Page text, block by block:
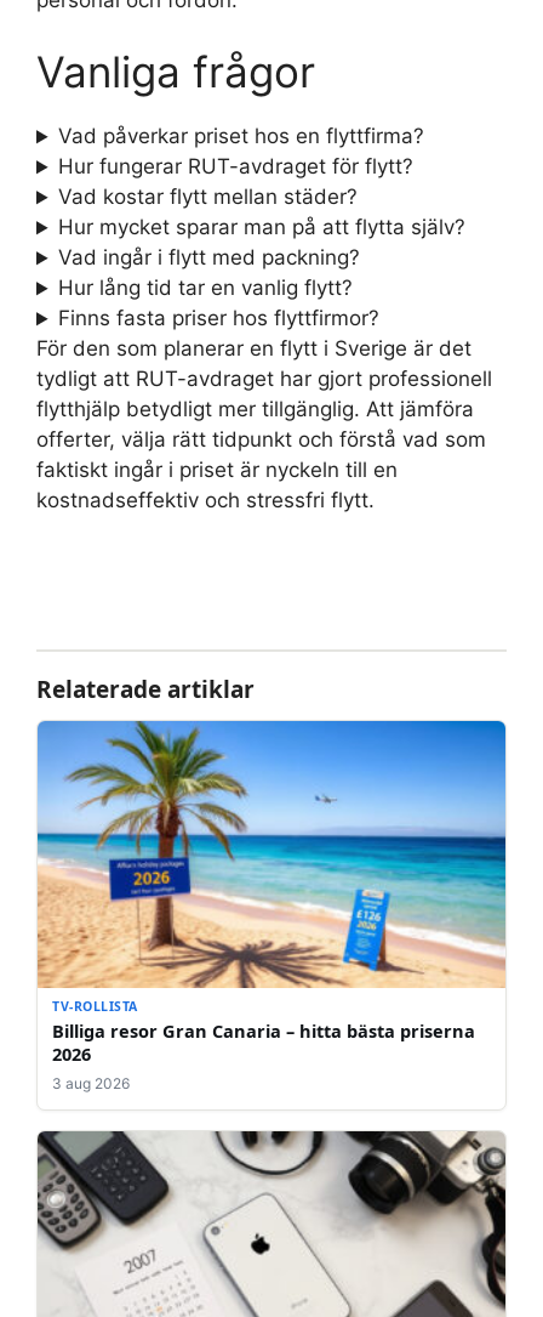
Vanliga frågor
Vad påverkar priset hos en flyttfirma?
Hur fungerar RUT-avdraget för flytt?
Vad kostar flytt mellan städer?
Hur mycket sparar man på att flytta själv?
Vad ingår i flytt med packning?
Hur lång tid tar en vanlig flytt?
Finns fasta priser hos flyttfirmor?
För den som planerar en flytt i Sverige är det
tydligt att RUT-avdraget har gjort professionell
flytthjälp betydligt mer tillgänglig. Att jämföra
offerter, välja rätt tidpunkt och förstå vad som
faktiskt ingår i priset är nyckeln till en
kostnadseffektiv och stressfri flytt.
Relaterade artiklar
TV-ROLLISTA
Billiga resor Gran Canaria – hitta bästa priserna
2026
3 aug 2026